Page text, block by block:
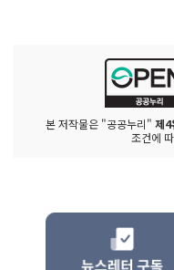
본 저작물은 "공공누리" 제4
조건에